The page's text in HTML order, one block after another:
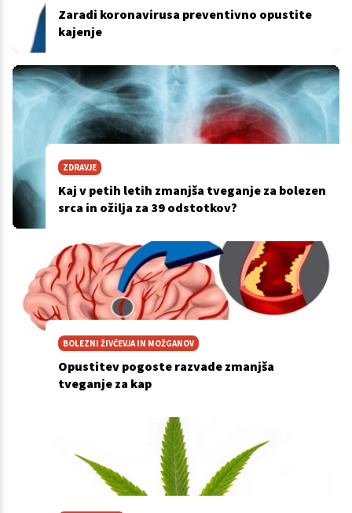
Zaradi koronavirusa preventivno opustite
kajenje
ZDRAVJE
Kaj v petih letih zmanjša tveganje za bolezen
srca in ožilja za 39 odstotkov?
BOLEZNI ŽIVČEVJA IN MOŽGANOV
Opustitev pogoste razvade zmanjša
tveganje za kap